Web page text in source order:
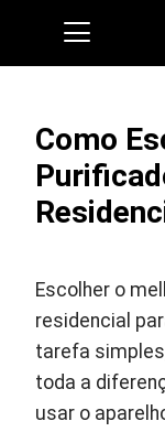
Como
Escolher o
residencial
tarefa
toda a
usar o